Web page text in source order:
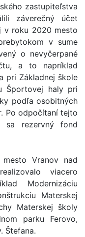
zastupiteľstva
záverečný účet
v roku 2020 mesto
v sume
o nevyčerpané
a to napríklad
pri Základnej škole
Športovej haly pri
podľa osobitných
Po odpočítaní tejto
sa rezervný fond
Vranov nad
viacero
Modernizáciu
Materskej
Materskej školy
parku Ferovo,
Štefana.